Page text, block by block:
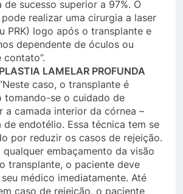
de sucesso superior a 97%. O
realizar uma cirurgia a laser
PRK) logo após o transplante e
dependente de óculos ou
contato”.
LAMELAR PROFUNDA
caso, o transplante é
tomando-se o cuidado de
a camada interior da córnea –
de endotélio. Essa técnica tem se
por reduzir os casos de rejeição.
qualquer embaçamento da visão
transplante, o paciente deve
médico imediatamente. Até
caso de rejeição, o paciente